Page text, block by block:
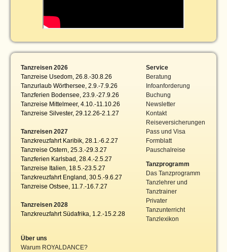
Tanzreisen 2026
Tanzreise Usedom, 26.8.-30.8.26
Tanzurlaub Wörthersee, 2.9.-7.9.26
Tanzferien Bodensee, 23.9.-27.9.26
Tanzreise Mittelmeer, 4.10.-11.10.26
Tanzreise Silvester, 29.12.26-2.1.27
Tanzreisen 2027
Tanzkreuzfahrt Karibik, 28.1.-6.2.27
Tanzreise Ostern, 25.3.-29.3.27
Tanzferien Karlsbad, 28.4.-2.5.27
Tanzreise Italien, 18.5.-23.5.27
Tanzkreuzfahrt England, 30.5.-9.6.27
Tanzreise Ostsee, 11.7.-16.7.27
Tanzreisen 2028
Tanzkreuzfahrt Südafrika, 1.2.-15.2.28
Service
Beratung
Infoanforderung
Buchung
Newsletter
Kontakt
Reiseversicherungen
Pass und Visa
Formblatt
Pauschalreise
Tanzprogramm
Das Tanzprogramm
Tanzlehrer und
Tanztrainer
Privater
Tanzunterricht
Tanzlexikon
Über uns
Warum ROYALDANCE?